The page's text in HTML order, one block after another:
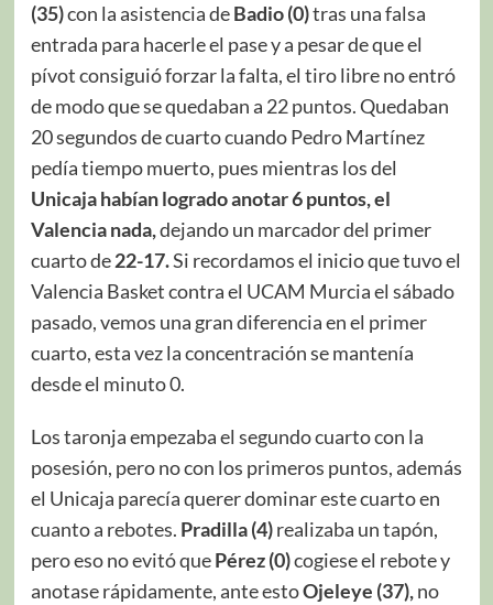
(35)con la asistencia deBadio (0)tras una falsa
entrada para hacerle el pase y a pesar de que el
pívot consiguió forzar la falta, el tiro libre no entró
de modo que se quedaban a 22 puntos. Quedaban
20 segundos de cuarto cuando Pedro Martínez
pedía tiempo muerto, pues mientras los del
Unicaja habían logrado anotar 6 puntos, el
Valencia nada,dejando un marcador del primer
cuarto de22-17.Si recordamos el inicio que tuvo el
Valencia Basket contra el UCAM Murcia el sábado
pasado, vemos una gran diferencia en el primer
cuarto, esta vez la concentración se mantenía
desde el minuto 0.
Los taronja empezaba el segundo cuarto con la
posesión, pero no con los primeros puntos, además
el Unicaja parecía querer dominar este cuarto en
cuanto a rebotes. Pradilla (4)realizaba un tapón,
pero eso no evitó quePérez (0)cogiese el rebote y
anotase rápidamente, ante estoOjeleye (37),no